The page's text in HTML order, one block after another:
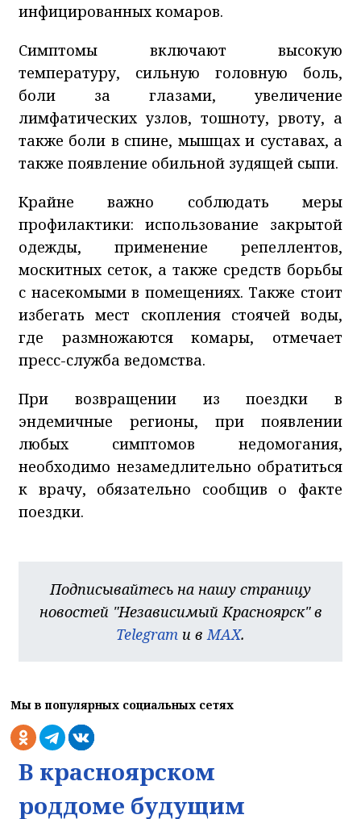
инфицированных комаров.
Симптомы включают высокую
температуру, сильную головную боль,
боли за глазами, увеличение
лимфатических узлов, тошноту, рвоту, а
также боли в спине, мышцах и суставах, а
также появление обильной зудящей сыпи.
Крайне важно соблюдать меры
профилактики: использование закрытой
одежды, применение репеллентов,
москитных сеток, а также средств борьбы
с насекомыми в помещениях. Также стоит
избегать мест скопления стоячей воды,
где размножаются комары, отмечает
пресс-служба ведомства.
При возвращении из поездки в
эндемичные регионы, при появлении
любых симптомов недомогания,
необходимо незамедлительно обратиться
к врачу, обязательно сообщив о факте
поездки.
Подписывайтесь на нашу страницу
новостей "Независимый Красноярск" в
Telegram и вMAX.
Мы в популярных социальных сетях
В красноярском
роддоме будущим